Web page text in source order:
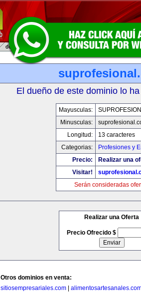
El dueño de este dominio lo
Mayusculas:
Minusculas:
Longitud:
13 caracteres
Categorias:
Profesiones y
Precio:
Realizar una
Visitar!
Serán consideradas
Realizar una Oferta
Precio Ofrecido $
Otros dominios en venta:
sitiosempresariales.com